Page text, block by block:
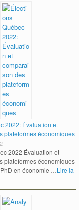
2022: Évaluation et
plateformes économiques
2022 Évaluation et
plateformes économiques
en économie …Lire la